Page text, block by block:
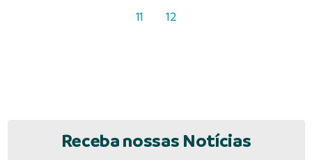
11 12
Receba nossas Notícias